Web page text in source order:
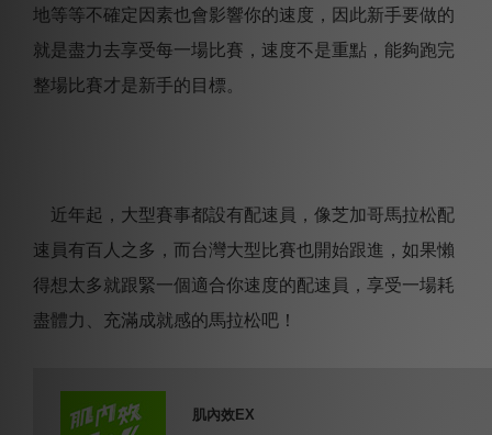
地等等不確定因素也會影響你的速度，因此新手要做的
就是盡力去享受每一場比賽，速度不是重點，能夠跑完
整場比賽才是新手的目標。
近年起，大型賽事都設有配速員，像芝加哥馬拉松配
速員有百人之多，而台灣大型比賽也開始跟進，如果懶
得想太多就跟緊一個適合你速度的配速員，享受一場耗
盡體力、充滿成就感的馬拉松吧！
肌內效EX